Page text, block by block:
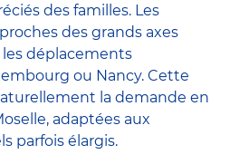
des familles. Les
des grands axes
les déplacements
ou Nancy. Cette
la demande en
adaptées aux
parfois élargis.